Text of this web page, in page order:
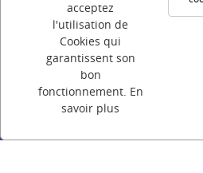
Connexion
Création de compte
Suivi de commande
Programme de parrainage
acceptez
l'utilisation de
Cookies qui
garantissent son
bon
fonctionnement. En
savoir plus